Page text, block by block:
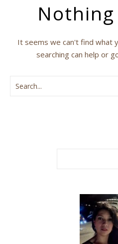
It seems we can't find what
searching can help or